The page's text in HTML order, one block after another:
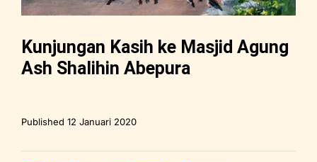
Kunjungan Kasih ke Masjid Agung
Ash Shalihin Abepura
Published 12 Januari 2020